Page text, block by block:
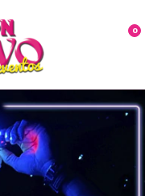
0